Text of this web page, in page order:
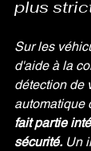
plus
Sur les
d'aide à la
détection de
automatique
fait partie
sécurité. Un